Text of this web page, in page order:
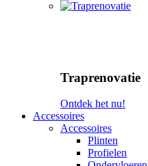
Traprenovatie
Ontdek het nu!
Accessoires
Accessoires
Plinten
Profielen